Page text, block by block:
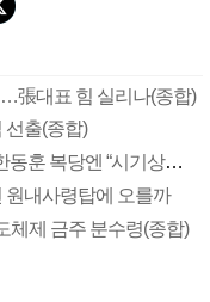
…張대표 힘 실리나(종합)
선출(종합)
김도읍·성일종 “쇄신” 정점식 “원팀”…한동훈 복당엔 “시기상조” 한목소리
원내사령탑에 오를까
체제 금주 분수령(종합)